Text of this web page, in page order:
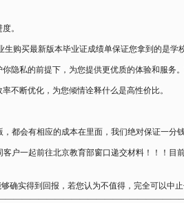
。
购买最新版本毕业证成绩单保证您拿到的是学
隐私的前提下，为您提供更优质的体验和服务
不断优化，为您倾情诠释什么是高性价比。
都会有相应的成本在里面，我们绝对保证一分
户一起前往北京教育部窗口递交材料！！！
确实得到回报，若您认为不值得，完全可以中止